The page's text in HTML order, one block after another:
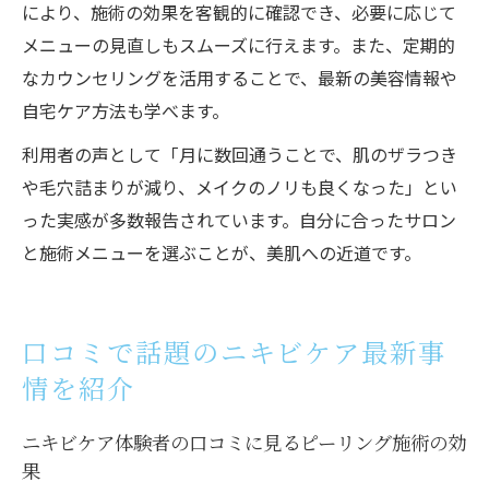
により、施術の効果を客観的に確認でき、必要に応じて
メニューの見直しもスムーズに行えます。また、定期的
なカウンセリングを活用することで、最新の美容情報や
自宅ケア方法も学べます。
利用者の声として「月に数回通うことで、肌のザラつき
や毛穴詰まりが減り、メイクのノリも良くなった」とい
った実感が多数報告されています。自分に合ったサロン
と施術メニューを選ぶことが、美肌への近道です。
口コミで話題のニキビケア最新事
情を紹介
ニキビケア体験者の口コミに見るピーリング施術の効
果